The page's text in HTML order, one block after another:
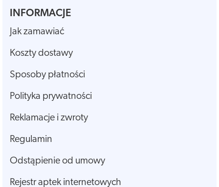
INFORMACJE
Jak zamawiać
Koszty dostawy
Sposoby płatności
Polityka prywatności
Reklamacje i zwroty
Regulamin
Odstąpienie od umowy
Rejestr aptek internetowych